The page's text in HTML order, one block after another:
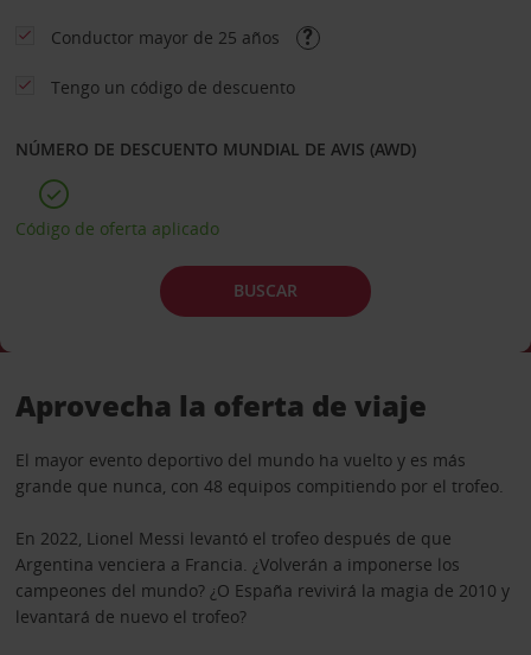
Conductor mayor de 25 años
Tengo un código de descuento
NÚMERO DE DESCUENTO MUNDIAL DE AVIS (AWD)
Código de oferta aplicado
BUSCAR
Aprovecha la oferta de viaje
El mayor evento deportivo del mundo ha vuelto y es más
grande que nunca, con 48 equipos compitiendo por el trofeo.
En 2022, Lionel Messi levantó el trofeo después de que
Argentina venciera a Francia. ¿Volverán a imponerse los
campeones del mundo? ¿O España revivirá la magia de 2010 y
levantará de nuevo el trofeo?